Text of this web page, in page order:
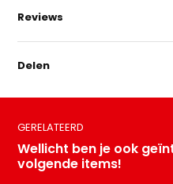
Reviews
Delen
GERELATEERD
Wellicht ben je ook
volgende items!